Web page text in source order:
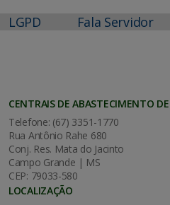
LGPD Fala Servidor
CENTRAIS DE ABASTECIMENTO
Telefone: (67) 3351-1770
Rua Antônio Rahe 680
Conj. Res. Mata do Jacinto
Campo Grande | MS
CEP: 79033-580
LOCALIZAÇÃO